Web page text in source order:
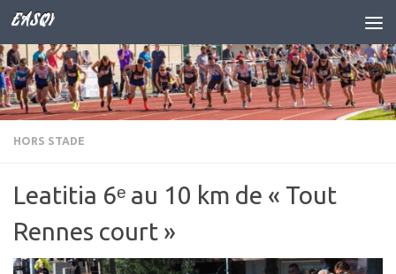
Skip to content
EASQY
HORS STADE
Leatitia 6ᵉ au 10 km de « Tout
Rennes court »